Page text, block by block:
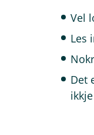
Vel
Les
Det